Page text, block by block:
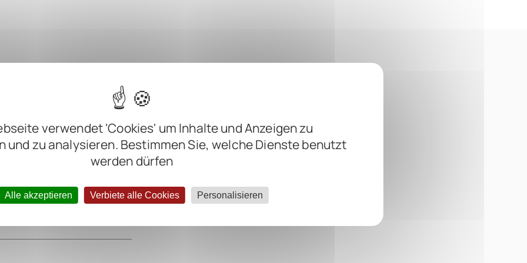
verwendet 'Cookies' um Inhalte und Anzeigen zu
und zu analysieren. Bestimmen Sie, welche Dienste benutzt
werden dürfen
Alle akzeptieren Verbiete alle Cookies Personalisieren